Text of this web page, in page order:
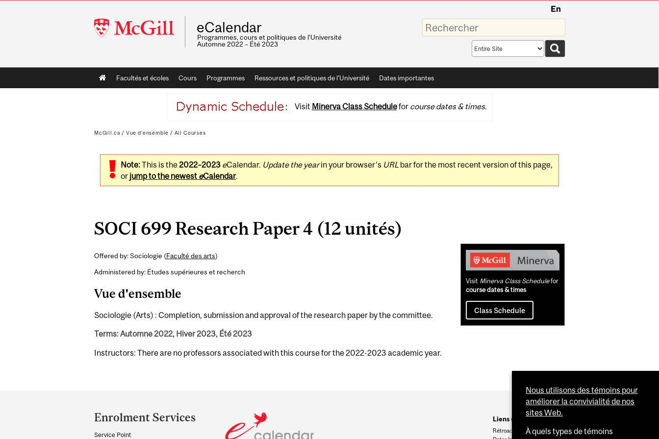
McGill
University
En
eCalendar
Programmes, cours et politiques de l'Université
Automne 2022 – Été 2023
Saisissez
vos
mots-
Search
scope
Main
navigation
Facultés et écoles Cours Programmes Ressources et politiques de l'Université Dates importantes
Visit Minerva Class Schedulefor course dates & times.
McGill.ca / Vue d'ensemble / All Courses
Note:This is the2022–2023 eCalendar. Update the yearin your browser's URLbar for the most recent version of this page,
or jump to the newest eCalendar.
SOCI 699 Research Paper 4 (12 unités)
Offered by: Sociologie (Faculté des arts)
Administered by: Études supérieures et recherch
Vue d'ensemble
Sociologie (Arts) : Completion, submission and approval of the research paper by the committee.
Terms: Automne 2022, Hiver 2023, Été 2023
Instructors: There are no professors associated with this course for the 2022-2023 academic year.
Related
Content
Visit Minerva Class Schedulefor
course dates & times
Class Schedule
and
University
Enrolment Services
Service Point
Liens utiles
Rétroaction
Nous utilisons des témoins pour
améliorer la convivialité de nos
sites Web.
À quels types de témoins